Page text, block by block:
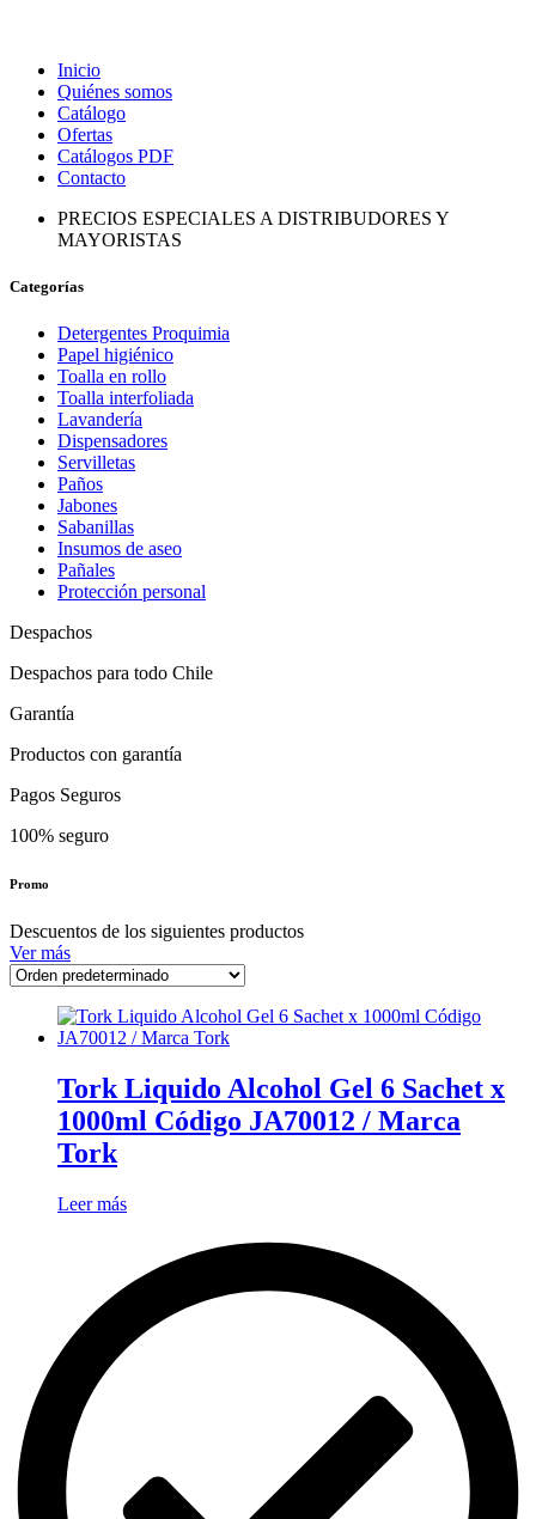
Inicio
Quiénes somos
Catálogo
Ofertas
Catálogos PDF
Contacto
PRECIOS ESPECIALES A DISTRIBUDORES Y
MAYORISTAS
Categorías
Detergentes Proquimia
Papel higiénico
Toalla en rollo
Toalla interfoliada
Lavandería
Dispensadores
Servilletas
Paños
Jabones
Sabanillas
Insumos de aseo
Pañales
Protección personal
Despachos
Despachos para todo Chile
Garantía
Productos con garantía
Pagos Seguros
100% seguro
Promo
Descuentos de los siguientes productos
Ver más
Tork Liquido Alcohol Gel 6 Sachet x
1000ml Código JA70012 / Marca
Tork
Leer más